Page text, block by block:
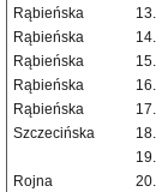
Rąbieńska
13.
Rąbieńska
14.
Rąbieńska
15.
Rąbieńska
16.
Rąbieńska
17.
Szczecińska
18.
19.
Rojna
20.